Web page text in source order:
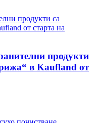
продукти
в Kaufland от